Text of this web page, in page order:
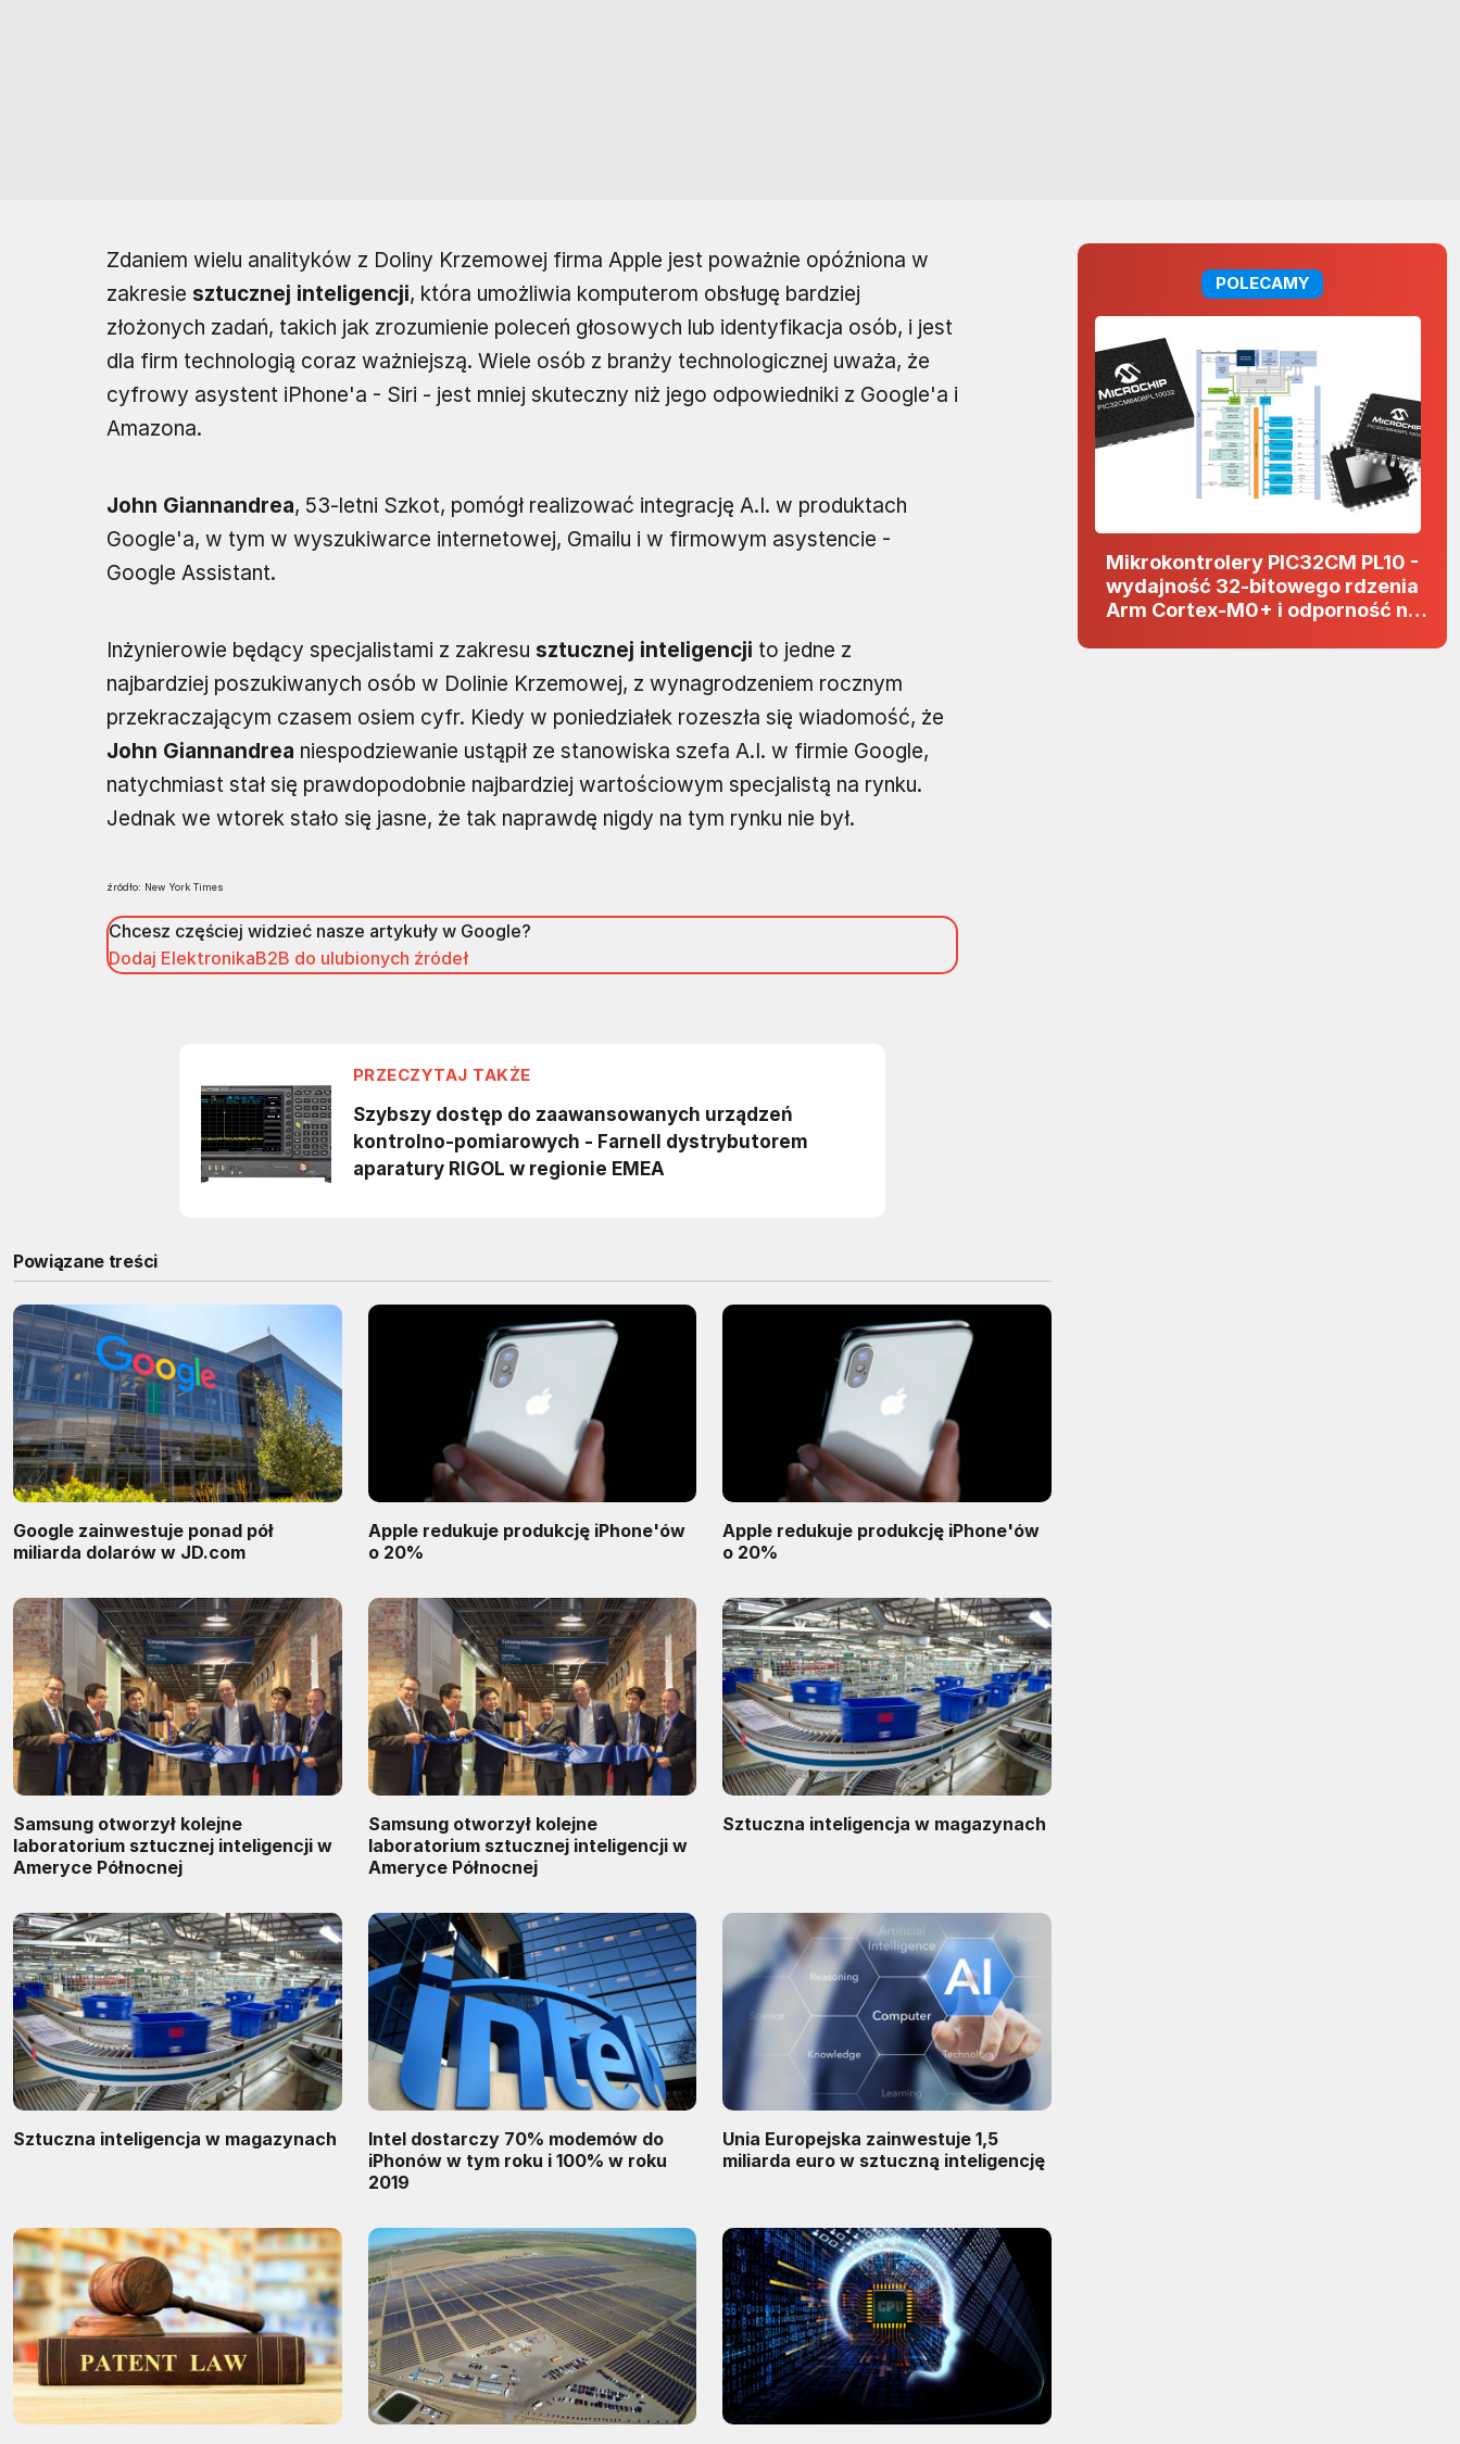
Zdaniem wielu analityków z Doliny Krzemowej firma Apple jest poważnie opóźniona w
zakresie sztucznej inteligencji, która umożliwia komputerom obsługę bardziej
złożonych zadań, takich jak zrozumienie poleceń głosowych lub identyfikacja osób, i jest
dla firm technologią coraz ważniejszą. Wiele osób z branży technologicznej uważa, że ​​
cyfrowy asystent iPhone'a - Siri - jest mniej skuteczny niż jego odpowiedniki z Google'a i
Amazona.
John Giannandrea, 53-letni Szkot, pomógł realizować integrację A.I. w produktach
Google'a, w tym w wyszukiwarce internetowej, Gmailu i w firmowym asystencie -
Google Assistant.
Inżynierowie będący specjalistami z zakresu sztucznej inteligencji to jedne z
najbardziej poszukiwanych osób w Dolinie Krzemowej, z wynagrodzeniem rocznym
przekraczającym czasem osiem cyfr. Kiedy w poniedziałek rozeszła się wiadomość, że
John Giannandrea niespodziewanie ustąpił ze stanowiska szefa A.I. w firmie Google,
natychmiast stał się prawdopodobnie najbardziej wartościowym specjalistą na rynku.
Jednak we wtorek stało się jasne, że tak naprawdę nigdy na tym rynku nie był.
źródło: New York Times
Chcesz częściej widzieć nasze artykuły w Google?
Dodaj ElektronikaB2B do ulubionych źródeł
Powiązane treści
Google zainwestuje ponad pół
miliarda dolarów w JD.com
Apple redukuje produkcję iPhone'ów
o 20%
Apple redukuje produkcję iPhone'ów
o 20%
Samsung otworzył kolejne
laboratorium sztucznej inteligencji w
Ameryce Północnej
Samsung otworzył kolejne
laboratorium sztucznej inteligencji w
Ameryce Północnej
Sztuczna inteligencja w magazynach
Sztuczna inteligencja w magazynach
Intel dostarczy 70% modemów do
iPhonów w tym roku i 100% w roku
2019
Unia Europejska zainwestuje 1,5
miliarda euro w sztuczną inteligencję
POLECAMY
Mikrokontrolery PIC32CM PL10 -
wydajność 32-bitowego rdzenia
Arm Cortex-M0+ i odporność na